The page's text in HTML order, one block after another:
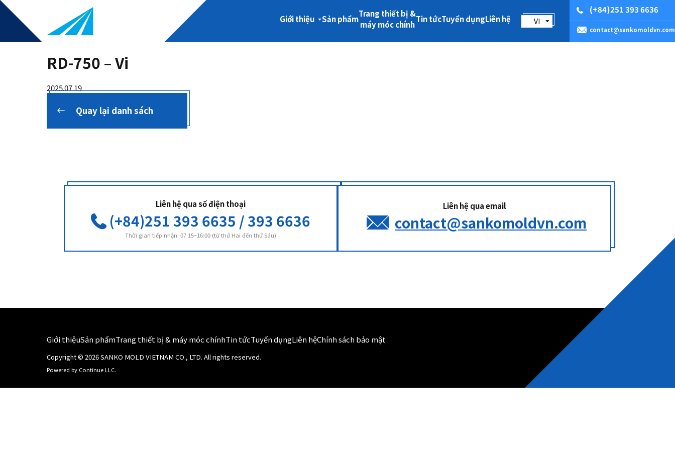
Giới thiệu Sản phẩm
Trang thiết bị &
máy móc chính
Tin tứcTuyển dụngLiên hệ VI
(+84)251 393 6636
contact@sankomoldvn.com
RD-750 – Vi
2025.07.19
Quay lại danh sách
Liên hệ qua số điện thoại
(+84)251 393 6635 / 393 6636
Thời gian tiếp nhận: 07:15~16:00 (từ thứ Hai đến thứ Sáu)
Liên hệ qua email
contact@sankomoldvn.com
Giới thiệuSản phẩmTrang thiết bị & máy móc chínhTin tứcTuyển dụngLiên hệChính sách bảo mật
Copyright ©2026SANKO MOLD VIETNAM CO., LTD.All rights reserved.
Powered by Continue LLC.